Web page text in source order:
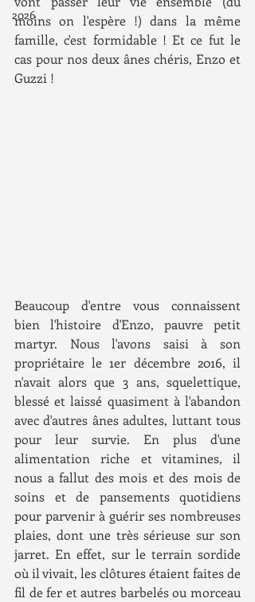
2026
moins on l'espère !) dans la même
famille, c'est formidable ! Et ce fut le
cas pour nos deux ânes chéris, Enzo et
Guzzi !
Beaucoup d'entre vous connaissent
bien l'histoire d'Enzo, pauvre petit
martyr. Nous l'avons saisi à son
propriétaire le 1er décembre 2016, il
n'avait alors que 3 ans, squelettique,
blessé et laissé quasiment à l'abandon
avec d'autres ânes adultes, luttant tous
pour leur survie. En plus d'une
alimentation riche et vitamines, il
nous a fallut des mois et des mois de
soins et de pansements quotidiens
pour parvenir à guérir ses nombreuses
plaies, dont une très sérieuse sur son
jarret. En effet, sur le terrain sordide
où il vivait, les clôtures étaient faites de
fil de fer et autres barbelés ou morceau